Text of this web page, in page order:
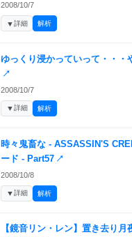
2008/10/7
▼詳細 解析
ゆっくり浸かっていって・・・
↗
2008/10/7
▼詳細 解析
時々鬼畜な - ASSASSIN'S
ード - Part57 ↗
2008/10/8
▼詳細 解析
【鏡音リン・レン】置き去り月